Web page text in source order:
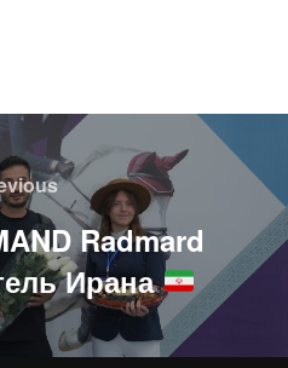
Previous
Radmard
Ирана